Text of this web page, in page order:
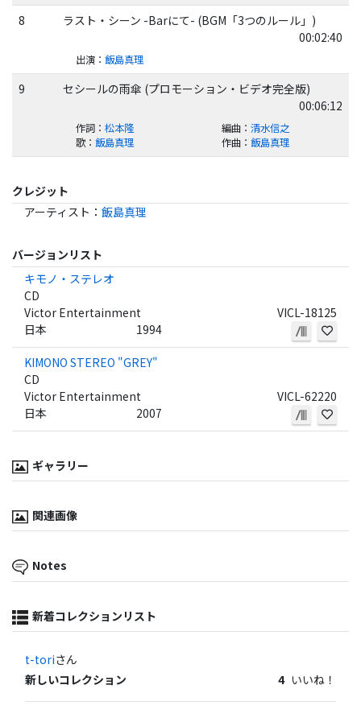
8
ラスト・シーン -Barにて- (BGM「3つのルール」)
00:02:40
出演： 飯島真理
9
セシールの雨傘 (プロモーション・ビデオ完全版)
00:06:12
作詞： 松本隆 編曲： 清水信之
歌： 飯島真理 作曲： 飯島真理
クレジット
アーティスト ： 飯島真理
バージョンリスト
キモノ・ステレオ
CD
Victor Entertainment
VICL-18125
日本
1994
KIMONO STEREO "GREY"
CD
Victor Entertainment
VICL-62220
日本
2007
ギャラリー
関連画像
Notes
新着コレクションリスト
t-toriさん
新しいコレクション
4 いいね！